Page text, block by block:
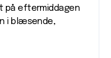
på eftermiddagen
i blæsende,